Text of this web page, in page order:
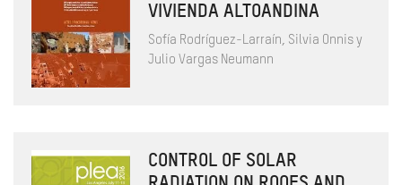
VIVIENDA ALTOANDINA
Sofía Rodríguez-Larraín, Silvia Onnis y
Julio Vargas Neumann
CONTROL OF SOLAR